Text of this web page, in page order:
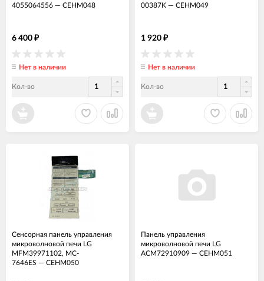
4055064556 — СЕНМ048
6 400 ₽
Нет в наличии
Кол-во
00387K — СЕНМ049
1 920 ₽
Нет в наличии
Кол-во
Сенсорная панель управления
микроволновой печи LG
MFM39971102, MC-
7646ES — СЕНМ050
Панель управления
микроволновой печи LG
ACM72910909 — СЕНМ051